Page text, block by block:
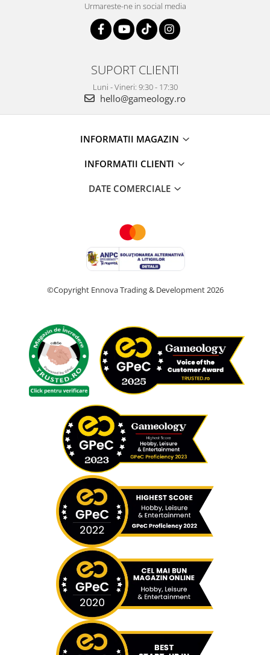
Urmareste-ne in social media
SUPORT CLIENTI
Luni - Vineri: 9:30 - 17:30
hello@gameology.ro
INFORMATII MAGAZIN
INFORMATII CLIENTI
DATE COMERCIALE
©Copyright Ennova Trading & Development 2026